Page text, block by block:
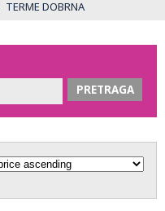
TERME DOBRNA